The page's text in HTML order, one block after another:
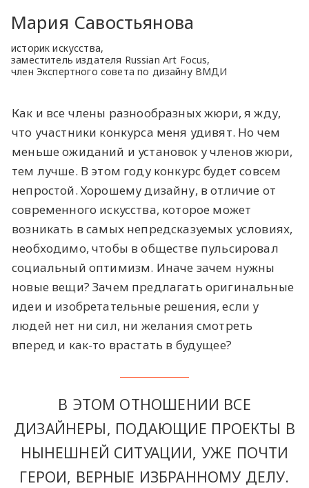
Мария Савостьянова
историк искусства,
заместитель издателя Russian Art Focus,
член Экспертного совета по дизайну ВМДИ
Как и все члены разнообразных жюри, я жду,
что участники конкурса меня удивят. Но чем
меньше ожиданий и установок у членов жюри,
тем лучше. В этом году конкурс будет совсем
непростой. Хорошему дизайну, в отличие от
современного искусства, которое может
возникать в самых непредсказуемых условиях,
необходимо, чтобы в обществе пульсировал
социальный оптимизм. Иначе зачем нужны
новые вещи? Зачем предлагать оригинальные
идеи и изобретательные решения, если у
людей нет ни сил, ни желания смотреть
вперед и как-то врастать в будущее?
В ЭТОМ ОТНОШЕНИИ ВСЕ
ДИЗАЙНЕРЫ, ПОДАЮЩИЕ ПРОЕКТЫ В
НЫНЕШНЕЙ СИТУАЦИИ, УЖЕ ПОЧТИ
ГЕРОИ, ВЕРНЫЕ ИЗБРАННОМУ ДЕЛУ.